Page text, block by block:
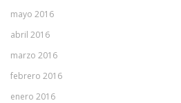
mayo 2016
abril 2016
marzo 2016
febrero 2016
enero 2016